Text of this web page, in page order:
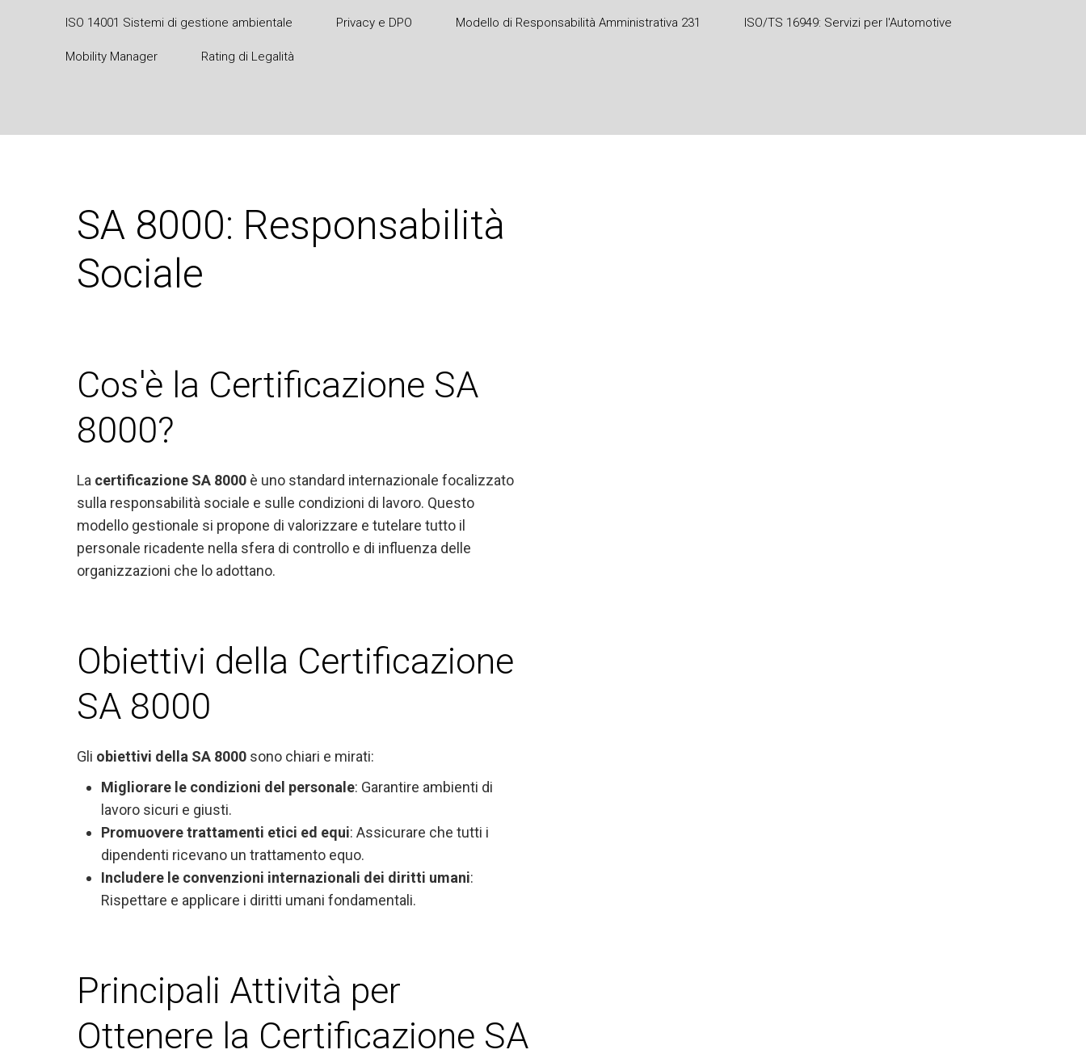
ISO 14001 Sistemi di gestione ambientale Privacy e DPO Modello di Responsabilità Amministrativa 231 ISO/TS 16949: Servizi per l'Automotive
Mobility Manager Rating di Legalità
SA 8000: Responsabilità
Sociale
Cos'è la Certificazione SA
8000?
La certificazione SA 8000 è uno standard internazionale focalizzato
sulla responsabilità sociale e sulle condizioni di lavoro. Questo
modello gestionale si propone di valorizzare e tutelare tutto il
personale ricadente nella sfera di controllo e di influenza delle
organizzazioni che lo adottano.
Obiettivi della Certificazione
SA 8000
Gli obiettivi della SA 8000 sono chiari e mirati:
Migliorare le condizioni del personale: Garantire ambienti di
lavoro sicuri e giusti.
Promuovere trattamenti etici ed equi: Assicurare che tutti i
dipendenti ricevano un trattamento equo.
Includere le convenzioni internazionali dei diritti umani:
Rispettare e applicare i diritti umani fondamentali.
Principali Attività per
Ottenere la Certificazione SA